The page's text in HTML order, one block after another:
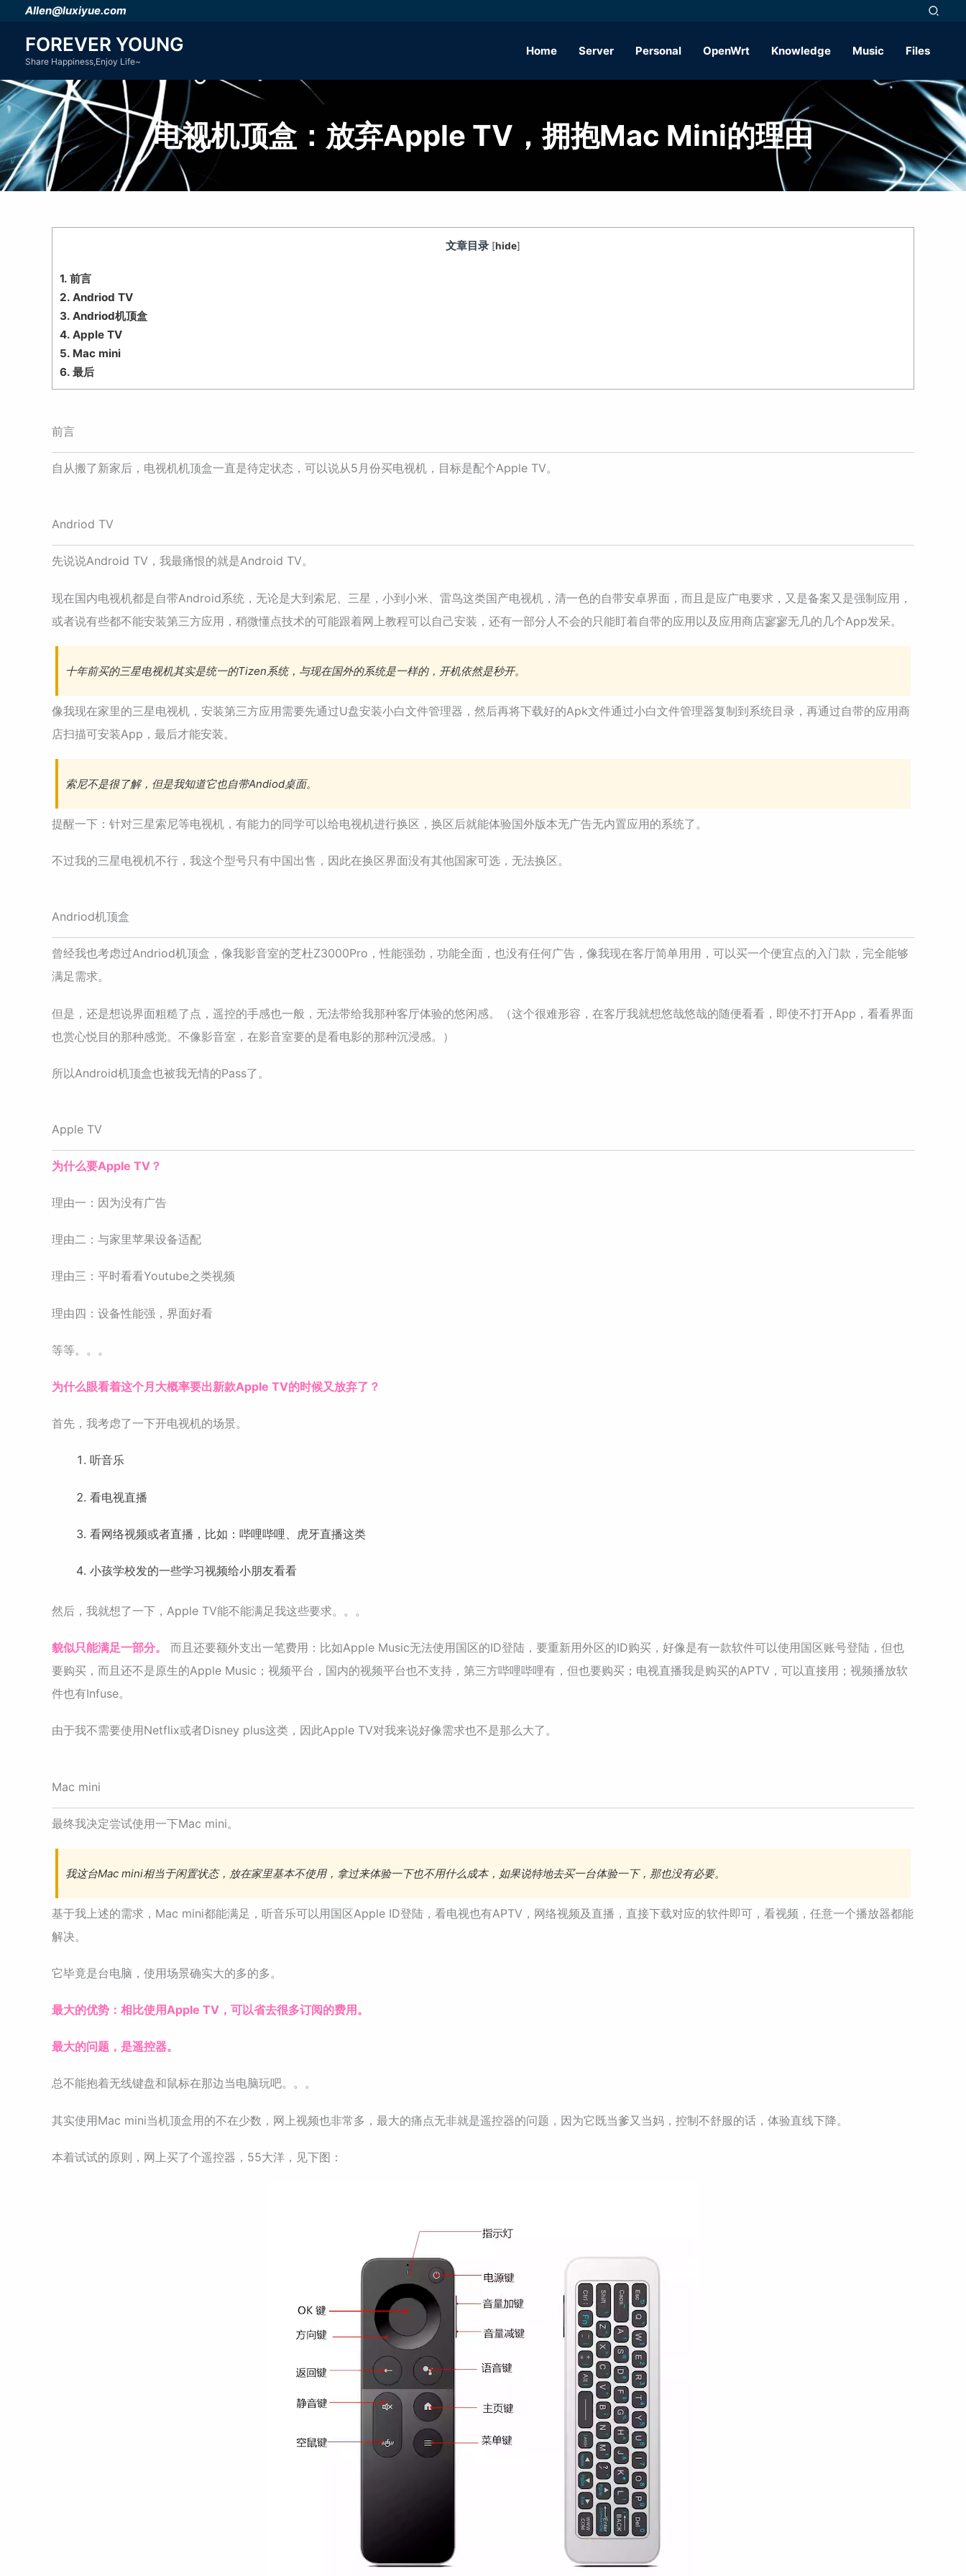
Allen@luxiyue.com
FOREVER YOUNG
Share Happiness,Enjoy Life~
Home Server Personal OpenWrt Knowledge Music Files
电视机顶盒：放弃Apple TV，拥抱Mac Mini的理由
文章目录 [hide]
1. 前言
2. Andriod TV
3. Andriod机顶盒
4. Apple TV
5. Mac mini
6. 最后
前言
自从搬了新家后，电视机机顶盒一直是待定状态，可以说从5月份买电视机，目标是配个Apple TV。
Andriod TV
先说说Android TV，我最痛恨的就是Android TV。
现在国内电视机都是自带Android系统，无论是大到索尼、三星，小到小米、雷鸟这类国产电视机，清一色的自带安卓界面，而且是应广电要求，又是备案又是强制应用，
或者说有些都不能安装第三方应用，稍微懂点技术的可能跟着网上教程可以自己安装，还有一部分人不会的只能盯着自带的应用以及应用商店寥寥无几的几个App发呆。
十年前买的三星电视机其实是统一的Tizen系统，与现在国外的系统是一样的，开机依然是秒开。
像我现在家里的三星电视机，安装第三方应用需要先通过U盘安装小白文件管理器，然后再将下载好的Apk文件通过小白文件管理器复制到系统目录，再通过自带的应用商
店扫描可安装App，最后才能安装。
索尼不是很了解，但是我知道它也自带Andiod桌面。
提醒一下：针对三星索尼等电视机，有能力的同学可以给电视机进行换区，换区后就能体验国外版本无广告无内置应用的系统了。
不过我的三星电视机不行，我这个型号只有中国出售，因此在换区界面没有其他国家可选，无法换区。
Andriod机顶盒
曾经我也考虑过Andriod机顶盒，像我影音室的芝杜Z3000Pro，性能强劲，功能全面，也没有任何广告，像我现在客厅简单用用，可以买一个便宜点的入门款，完全能够
满足需求。
但是，还是想说界面粗糙了点，遥控的手感也一般，无法带给我那种客厅体验的悠闲感。（这个很难形容，在客厅我就想悠哉悠哉的随便看看，即使不打开App，看看界面
也赏心悦目的那种感觉。不像影音室，在影音室要的是看电影的那种沉浸感。）
所以Android机顶盒也被我无情的Pass了。
Apple TV
为什么要Apple TV？
理由一：因为没有广告
理由二：与家里苹果设备适配
理由三：平时看看Youtube之类视频
理由四：设备性能强，界面好看
等等。。。
为什么眼看着这个月大概率要出新款Apple TV的时候又放弃了？
首先，我考虑了一下开电视机的场景。
听音乐
看电视直播
看网络视频或者直播，比如：哔哩哔哩、虎牙直播这类
小孩学校发的一些学习视频给小朋友看看
然后，我就想了一下，Apple TV能不能满足我这些要求。。。
貌似只能满足一部分。
而且还要额外支出一笔费用：比如Apple Music无法使用国区的ID登陆，要重新用外区的ID购买，好像是有一款软件可以使用国区账号登陆，但也
要购买，而且还不是原生的Apple Music；视频平台，国内的视频平台也不支持，第三方哔哩哔哩有，但也要购买；电视直播我是购买的APTV，可以直接用；视频播放软
件也有Infuse。
由于我不需要使用Netflix或者Disney plus这类，因此Apple TV对我来说好像需求也不是那么大了。
Mac mini
最终我决定尝试使用一下Mac mini。
我这台Mac mini相当于闲置状态，放在家里基本不使用，拿过来体验一下也不用什么成本，如果说特地去买一台体验一下，那也没有必要。
基于我上述的需求，Mac mini都能满足，听音乐可以用国区Apple ID登陆，看电视也有APTV，网络视频及直播，直接下载对应的软件即可，看视频，任意一个播放器都能
解决。
它毕竟是台电脑，使用场景确实大的多的多。
最大的优势：相比使用Apple TV，可以省去很多订阅的费用。
最大的问题，是遥控器。
总不能抱着无线键盘和鼠标在那边当电脑玩吧。。。
其实使用Mac mini当机顶盒用的不在少数，网上视频也非常多，最大的痛点无非就是遥控器的问题，因为它既当爹又当妈，控制不舒服的话，体验直线下降。
本着试试的原则，网上买了个遥控器，55大洋，见下图：